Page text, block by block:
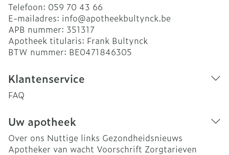
Telefoon: 059 70 43 66
E-mailadres: info@apotheekbultynck.be
APB nummer: 351317
Apotheek titularis: Frank Bultynck
BTW nummer: BE0471846305
Klantenservice
FAQ
Uw apotheek
Over ons Nuttige links Gezondheidsnieuws
Apotheker van wacht Voorschrift Zorgtarieven